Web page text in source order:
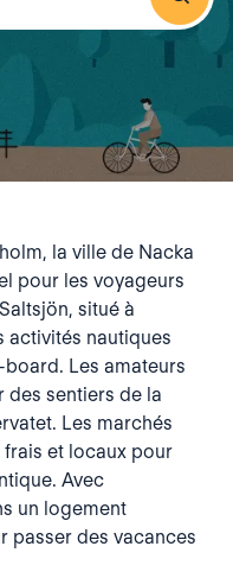
la ville de Nacka
pour les voyageurs
situé à
activités nautiques
Les amateurs
sentiers de la
Les marchés
et locaux pour
Avec
un logement
passer des vacances